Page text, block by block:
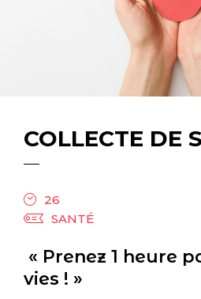
COLLECTE DE
26
SANTÉ
« Prenez 1 heure
vies ! »